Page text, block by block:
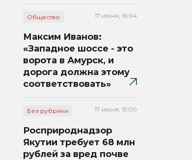
Общество 17 июня, 16:04
Максим Иванов:
«Западное шоссе - это
ворота в Амурск, и
дорога должна этому
соответствовать»
Без рубрики 17 июня, 15:00
Росприроднадзор
Якутии требует 68 млн
рублей за вред почве